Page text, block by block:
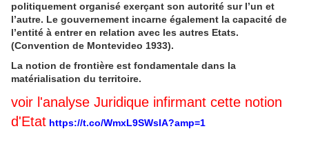
politiquement organisé exerçant son autorité sur l’un et
l’autre. Le gouvernement incarne également la capacité de
l’entité à entrer en relation avec les autres Etats.
(Convention de Montevideo 1933).
La notion de frontière est fondamentale dans la
matérialisation du territoire.
voir l'analyse Juridique infirmant cette notion
d'Etat https://t.co/WmxL9SWsIA?amp=1